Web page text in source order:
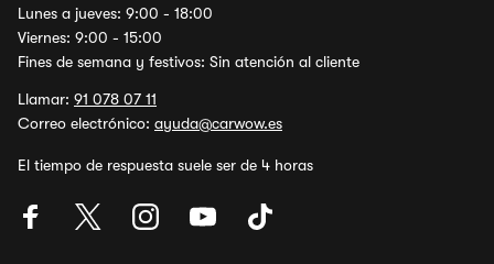
Lunes a jueves: 9:00 - 18:00
Viernes: 9:00 - 15:00
Fines de semana y festivos: Sin atención al cliente
Llamar: 91 078 07 11
Correo electrónico: ayuda@carwow.es
El tiempo de respuesta suele ser de 4 horas